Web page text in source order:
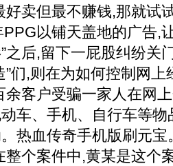
好卖但最不赚钱,那就试
以铺天盖地的广告,
之后,留下一屁股纠纷关
”们,则在为如何控制网上
余客户受骗一家人在网
车、手机、自行车等
热血传奇手机版刷元宝
整个案件中,黄某是这个